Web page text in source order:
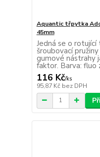
Aquantic třpytka
45mm
Jedná se o
šroubovací
gumové nástrahy
faktor. Barva: fluo
116 Kč/ks
95,87 Kč bez DPH